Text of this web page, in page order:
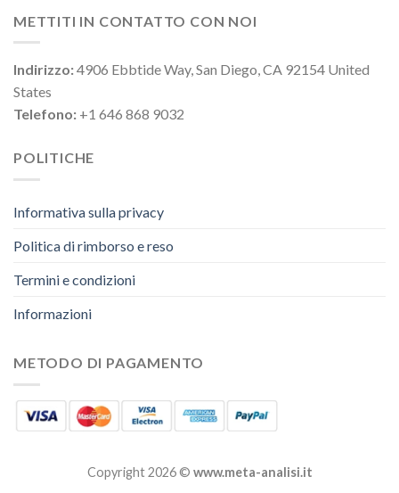
METTITI IN CONTATTO CON NOI
Indirizzo:4906 Ebbtide Way, San Diego, CA 92154 United
States
Telefono: +1 646 868 9032
POLITICHE
Informativa sulla privacy
Politica di rimborso e reso
Termini e condizioni
Informazioni
METODO DI PAGAMENTO
Copyright 2026 © www.meta-analisi.it